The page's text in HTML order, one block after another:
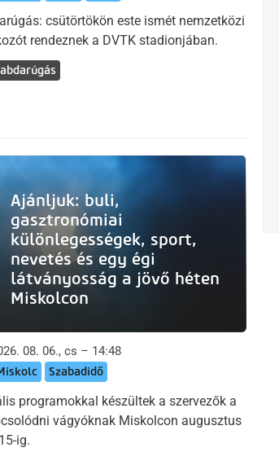
csütörtökön este ismét nemzetközi
rendeznek a DVTK stadionjában.
Ajánljuk: buli,
gasztronómiai
különlegességek, sport,
nevetés és egy égi
látványosság a jövő héten
Miskolcon
08. 06., cs – 14:48
Szabadidő
programokkal készültek a szervezők a
vágyóknak Miskolcon augusztus
ig.